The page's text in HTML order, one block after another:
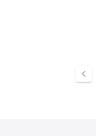
chevron_left